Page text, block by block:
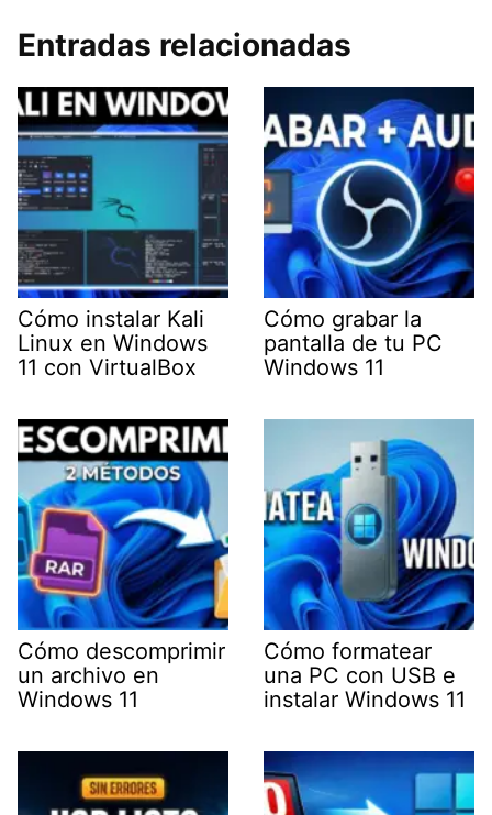
Entradas relacionadas
Cómo instalar Kali
Linux en Windows
11 con VirtualBox
Cómo grabar la
pantalla de tu PC
Windows 11
Cómo descomprimir
un archivo en
Windows 11
Cómo formatear
una PC con USB e
instalar Windows 11